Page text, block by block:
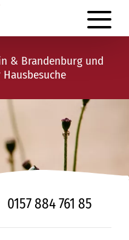
& Brandenburg und
0157 884 761 85